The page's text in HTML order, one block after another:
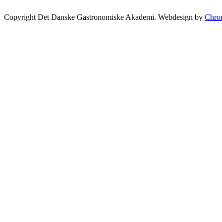
Copyright Det Danske Gastronomiske Akademi. Webdesign by